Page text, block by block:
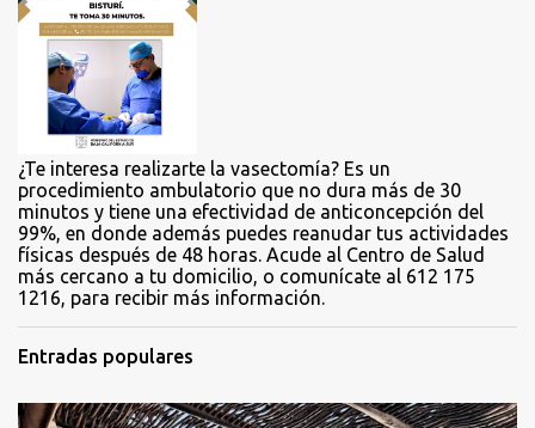
r
o
¿Te interesa realizarte la vasectomía? Es un
procedimiento ambulatorio que no dura más de 30
minutos y tiene una efectividad de anticoncepción del
99%, en donde además puedes reanudar tus actividades
físicas después de 48 horas. Acude al Centro de Salud
más cercano a tu domicilio, o comunícate al 612 175
1216, para recibir más información.
Entradas populares